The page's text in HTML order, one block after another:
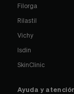
Filorga
Rilastil
Vichy
Isdin
SkinClinic
Ayuda y